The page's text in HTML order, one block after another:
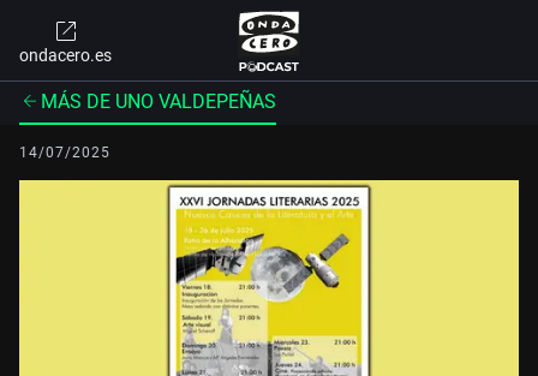
ondacero.es
MÁS DE UNO VALDEPEÑAS
14/07/2025